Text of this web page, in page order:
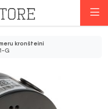
kronšteini
G